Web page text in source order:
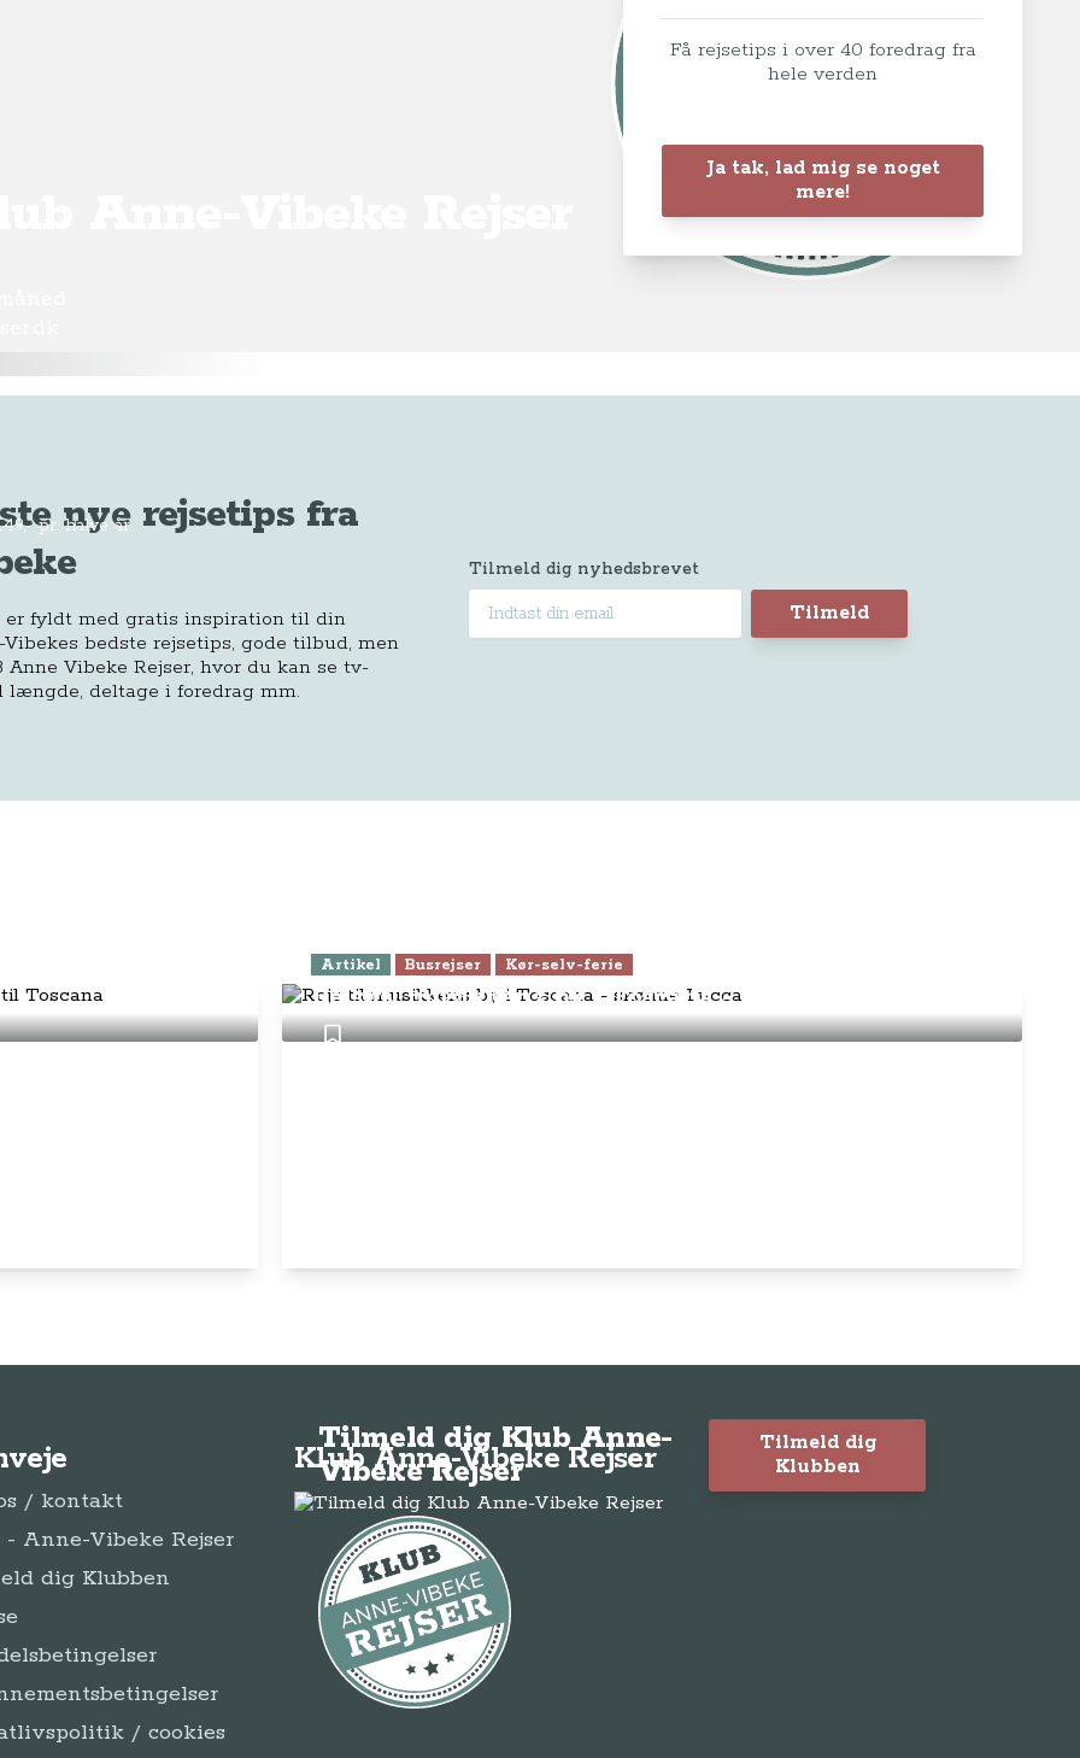
Få rejsetips i over 40 foredrag fra
hele verden
Ja tak, lad mig se noget
mere!
pr. halve år
nye rejsetips fra
er fyldt med gratis inspiration til din
bedste rejsetips, gode tilbud, men
Anne Vibeke Rejser, hvor du kan se tv-
længde, deltage i foredrag mm.
Tilmeld dig nyhedsbrevet
Tilmeld
Artikel Busrejser Kør-selv-ferie
Rejs til musikkens by i Toscana - skønne Lucca
/ kontakt
- Anne-Vibeke Rejser
dig Klubben
/ cookies
Klub Anne-Vibeke Rejser
Tilmeld dig Klub Anne-
Vibeke Rejser
Tilmeld dig
Klubben